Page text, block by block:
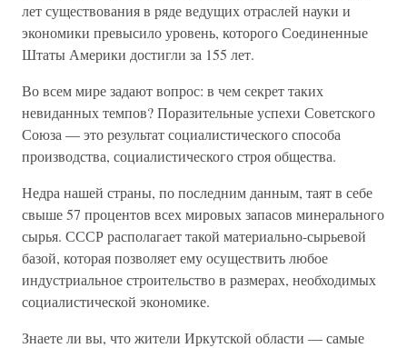
лет существования в ряде ведущих отраслей науки и
экономики превысило уровень, которого Соединенные
Штаты Америки достигли за 155 лет.
Во всем мире задают вопрос: в чем секрет таких
невиданных темпов? Поразительные успехи Советского
Союза — это результат социалистического способа
производства, социалистического строя общества.
Недра нашей страны, по последним данным, таят в себе
свыше 57 процентов всех мировых запасов минерального
сырья. СССР располагает такой материально-сырьевой
базой, которая позволяет ему осуществить любое
индустриальное строительство в размерах, необходимых
социалистической экономике.
Знаете ли вы, что жители Иркутской области — самые